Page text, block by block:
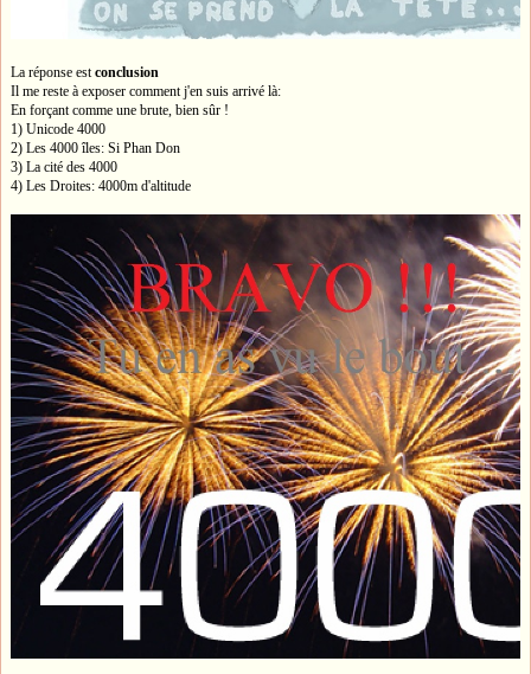
La réponse estconclusion
Il me reste à exposer comment j'en suis arrivé là:
En forçant comme une brute, bien sûr !
1) Unicode 4000
2) Les 4000 îles: Si Phan Don
3) La cité des 4000
4) Les Droites: 4000m d'altitude